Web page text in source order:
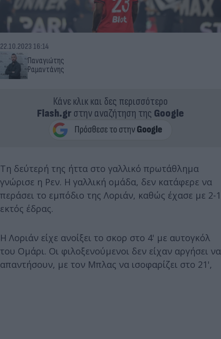
Παναγιώτης
Ραμαντάνης
22.10.2023 16:14
Κάνε κλικ και δες περισσότερο
Flash.grστην αναζήτηση της Google
Τη δεύτερή της ήττα στο γαλλικό πρωτάθλημα
γνώρισε η Ρεν. Η γαλλική ομάδα, δεν κατάφερε να
περάσει το εμπόδιο της Λοριάν, καθώς έχασε με 2-1
εκτός έδρας.
Η Λοριάν είχε ανοίξει το σκορ στο 4' με αυτογκόλ
του Ομάρι. Οι φιλοξενούμενοι δεν είχαν αργήσει να
απαντήσουν, με τον Μπλας να ισοφαρίζει στο 21',